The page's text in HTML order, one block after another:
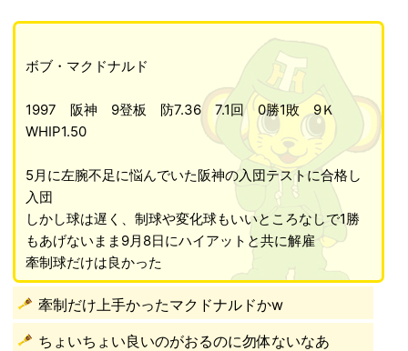
ボブ・マクドナルド
1997 阪神 9登板 防7.36 7.1回 0勝1敗 9Ｋ
WHIP1.50
5月に左腕不足に悩んでいた阪神の入団テストに合格し
入団
しかし球は遅く、制球や変化球もいいところなしで1勝
もあげないまま9月8日にハイアットと共に解雇
牽制球だけは良かった
牽制だけ上手かったマクドナルドかw
ちょいちょい良いのがおるのに勿体ないなあ